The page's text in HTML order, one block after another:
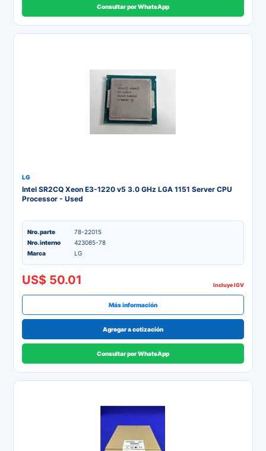
Consultar por WhatsApp
LG
Intel SR2CQ Xeon E3-1220 v5 3.0 GHz LGA 1151 Server CPU
Processor - Used
Nro. parte
78-22015
Nro. interno
423085-78
Marca
LG
US$ 50.01 Incluye IGV
Más información
Agregar a cotización
Consultar por WhatsApp